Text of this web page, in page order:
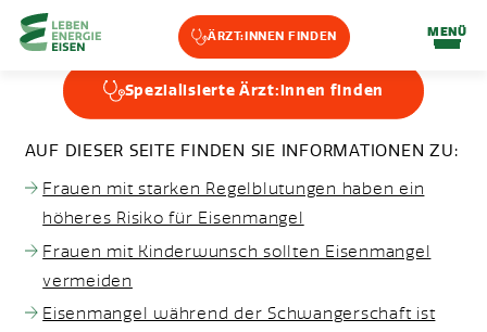
Landmarks Navigation
Zum Hauptinhalt springenAccesskey: 0
Zur Hauptnavigation springen, Accesskey: 1
MENÜ
ÄRZT:INNEN FINDEN
Home-Eisencheck
FRAUEN UND
EISENMANGEL
Spezialisierte Ärzt:innen finden
AUF DIESER SEITE FINDEN SIE INFORMATIONEN ZU:
Frauen mit starken Regelblutungen haben ein
höheres Risiko für Eisenmangel
Frauen mit Kinderwunsch sollten Eisenmangel
vermeiden
Eisenmangel während der Schwangerschaft ist